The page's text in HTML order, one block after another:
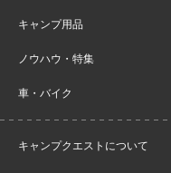
キャンプ用品
ノウハウ・特集
車・バイク
キャンプクエストについて